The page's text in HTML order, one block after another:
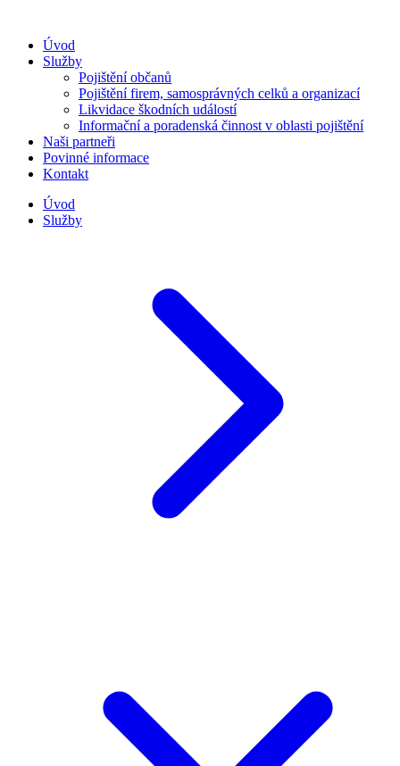
Úvod
Služby
Pojištění občanů
Pojištění firem, samosprávných celků a organizací
Likvidace škodních událostí
Informační a poradenská činnost v oblasti pojištění
Naši partneři
Povinné informace
Kontakt
Úvod
Služby